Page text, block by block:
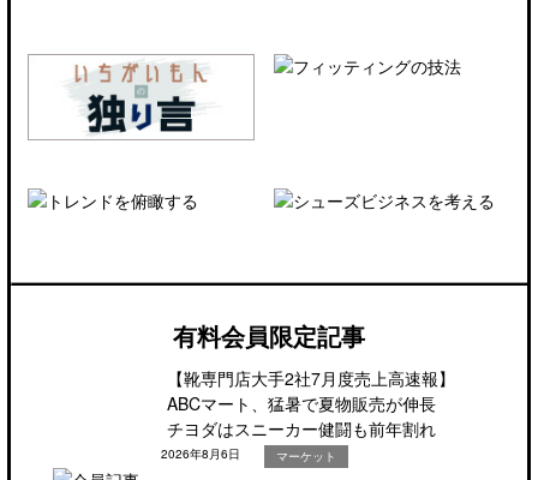
有料会員限定記事
【靴専門店大手2社7月度売上高速報】
ABCマート、猛暑で夏物販売が伸長
チヨダはスニーカー健闘も前年割れ
2026年8月6日 マーケット